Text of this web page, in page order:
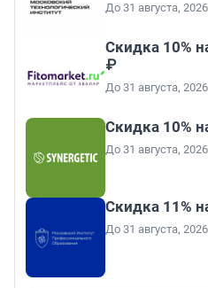
До 31 августа, 2026
Скидка 10%
₽
До 31 августа, 2026
Скидка 10%
До 31 августа, 2026
Скидка 11%
До 31 августа, 2026